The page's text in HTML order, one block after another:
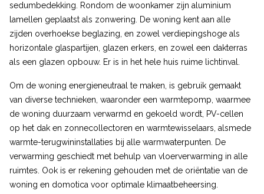
sedumbedekking. Rondom de woonkamer zijn aluminium
lamellen geplaatst als zonwering. De woning kent aan alle
zijden overhoekse beglazing, en zowel verdiepingshoge als
horizontale glaspartijen, glazen erkers, en zowel een dakterras
als een glazen opbouw. Er is in het hele huis ruime lichtinval.
Om de woning energieneutraal te maken, is gebruik gemaakt
van diverse technieken, waaronder een warmtepomp, waarmee
de woning duurzaam verwarmd en gekoeld wordt, PV-cellen
op het dak en zonnecollectoren en warmtewisselaars, alsmede
warmte-terugwininstallaties bij alle warmwaterpunten. De
verwarming geschiedt met behulp van vloerverwarming in alle
ruimtes. Ook is er rekening gehouden met de oriëntatie van de
woning en domotica voor optimale klimaatbeheersing.